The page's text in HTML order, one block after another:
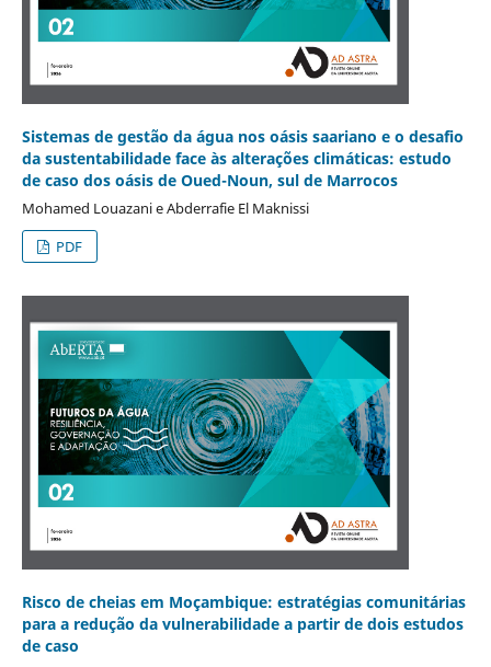
Sistemas de gestão da água nos oásis saariano e o desafio
da sustentabilidade face às alterações climáticas: estudo
de caso dos oásis de Oued-Noun, sul de Marrocos
Mohamed Louazani e Abderrafie El Maknissi
PDF
Risco de cheias em Moçambique: estratégias comunitárias
para a redução da vulnerabilidade a partir de dois estudos
de caso